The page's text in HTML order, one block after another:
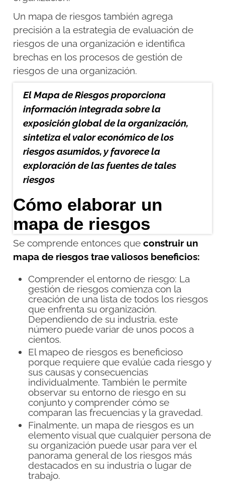
Cómo elaborar un
mapa de riesgos
Un mapa de riesgos también agrega
precisión a la estrategia de evaluación de
riesgos de una organización e identifica
brechas en los procesos de gestión de
riesgos de una organización.
El Mapa de Riesgos proporciona
información integrada sobre la
exposición global de la organización,
sintetiza el valor económico de los
riesgos asumidos, y favorece la
exploración de las fuentes de tales
riesgos
Se comprende entonces que construir un
mapa de riesgos trae valiosos beneficios:
Comprender el entorno de riesgo: La
gestión de riesgos comienza con la
creación de una lista de todos los riesgos
que enfrenta su organización.
Dependiendo de su industria, este
número puede variar de unos pocos a
cientos.
El mapeo de riesgos es beneficioso
porque requiere que evalúe cada riesgo y
sus causas y consecuencias
individualmente. También le permite
observar su entorno de riesgo en su
conjunto y comprender cómo se
comparan las frecuencias y la gravedad.
Finalmente, un mapa de riesgos es un
elemento visual que cualquier persona de
su organización puede usar para ver el
panorama general de los riesgos más
destacados en su industria o lugar de
trabajo.